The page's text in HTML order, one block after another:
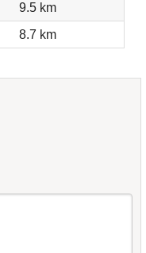
9.5 km
8.7 km